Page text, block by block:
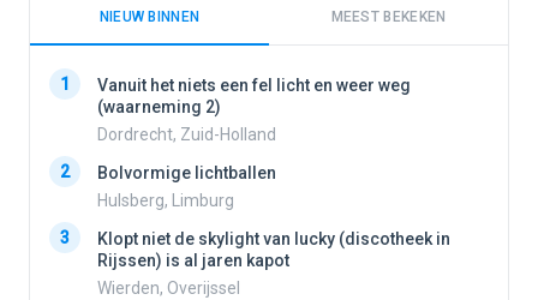
NIEUW BINNEN MEEST BEKEKEN
1
Vanuit het niets een fel licht en weer weg
(waarneming 2)
Dordrecht, Zuid-Holland
2
Bolvormige lichtballen
Hulsberg, Limburg
3
Klopt niet de skylight van lucky (discotheek in
Rijssen) is al jaren kapot
Wierden, Overijssel